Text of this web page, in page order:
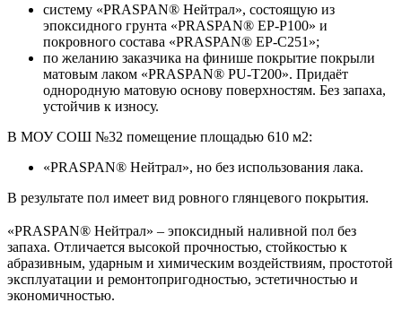
систему «PRASPAN® Нейтрал», состоящую из
эпоксидного грунта «PRASPAN® EP-P100» и
покровного состава «PRASPAN® EP-C251»;
по желанию заказчика на финише покрытие покрыли
матовым лаком «PRASPAN® PU-T200». Придаёт
однородную матовую основу поверхностям. Без запаха,
устойчив к износу.
В МОУ СОШ №32 помещение площадью 610 м2:
«PRASPAN® Нейтрал», но без использования лака.
В результате пол имеет вид ровного глянцевого покрытия.
«PRASPAN® Нейтрал» – эпоксидный наливной пол без
запаха. Отличается высокой прочностью, стойкостью к
абразивным, ударным и химическим воздействиям, простотой
эксплуатации и ремонтопригодностью, эстетичностью и
экономичностью.